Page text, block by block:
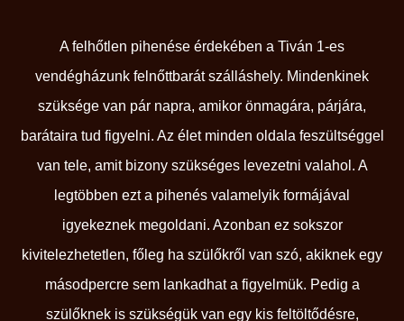
A felhőtlen pihenése érdekében a Tiván 1-es
vendégházunk felnőttbarát szálláshely. Mindenkinek
szüksége van pár napra, amikor önmagára, párjára,
barátaira tud figyelni. Az élet minden oldala feszültséggel
van tele, amit bizony szükséges levezetni valahol. A
legtöbben ezt a pihenés valamelyik formájával
igyekeznek megoldani. Azonban ez sokszor
kivitelezhetetlen, főleg ha szülőkről van szó, akiknek egy
másodpercre sem lankadhat a figyelmük. Pedig a
szülőknek is szükségük van egy kis feltöltődésre,